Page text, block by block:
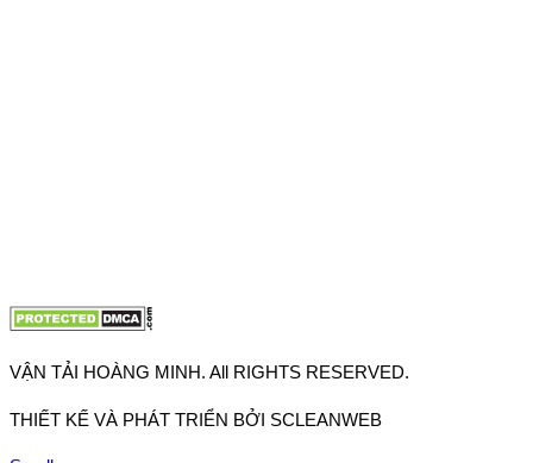
VẬN TẢI HOÀNG MINH. All RIGHTS RESERVED.
THIẾT KẾ VÀ PHÁT TRIỂN BỞI SCLEANWEB